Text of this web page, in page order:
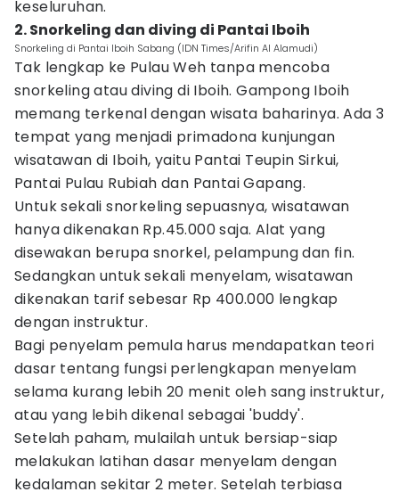
keseluruhan.
2. Snorkeling dan diving di Pantai Iboih
Snorkeling di Pantai Iboih Sabang (IDN Times/Arifin Al Alamudi)
Tak lengkap ke Pulau Weh tanpa mencoba
snorkeling atau diving di Iboih. Gampong Iboih
memang terkenal dengan wisata baharinya. Ada 3
tempat yang menjadi primadona kunjungan
wisatawan di Iboih, yaitu Pantai Teupin Sirkui,
Pantai Pulau Rubiah dan Pantai Gapang.
Untuk sekali snorkeling sepuasnya, wisatawan
hanya dikenakan Rp.45.000 saja. Alat yang
disewakan berupa snorkel, pelampung dan fin.
Sedangkan untuk sekali menyelam, wisatawan
dikenakan tarif sebesar Rp 400.000 lengkap
dengan instruktur.
Bagi penyelam pemula harus mendapatkan teori
dasar tentang fungsi perlengkapan menyelam
selama kurang lebih 20 menit oleh sang instruktur,
atau yang lebih dikenal sebagai 'buddy'.
Setelah paham, mulailah untuk bersiap-siap
melakukan latihan dasar menyelam dengan
kedalaman sekitar 2 meter. Setelah terbiasa